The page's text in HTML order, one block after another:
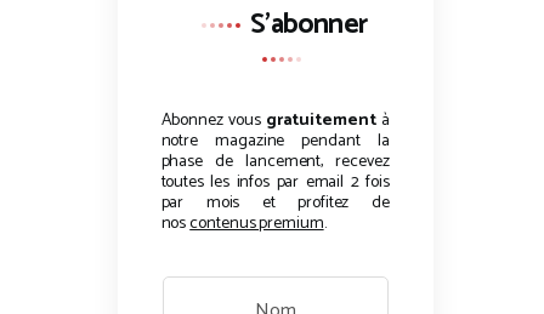
S'abonner
Abonnez vous gratuitementà
notre magazine pendant la
phase de lancement, recevez
toutes les infos par email 2 fois
par mois et profitez de
noscontenus premium.